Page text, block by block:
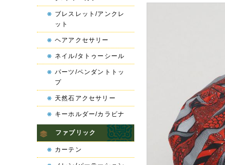
ブレスレット/アンクレ
ット
ヘアアクセサリー
ネイル/タトゥーシール
パーツ/ペンダントトッ
プ
天然石アクセサリー
キーホルダー/カラビナ
ファブリック
カーテン